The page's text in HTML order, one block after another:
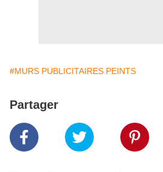
#MURS PUBLICITAIRES PEINTS
Partager